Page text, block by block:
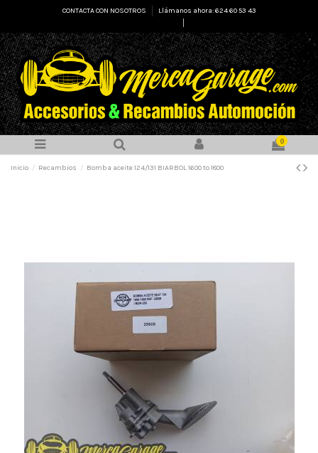
CONTACTA CON NOSOTROS
Llámanos ahora: 624 60 53 43
0
Inicio Recambios Bomba aceite 124/131 BIARBOL 1600 to 1800